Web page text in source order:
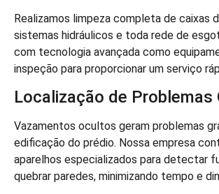
Realizamos limpeza completa de caixas
sistemas hidráulicos e toda rede de
com tecnologia avançada como
inspeção para proporcionar um serviço
Localização de Problemas
Vazamentos ocultos geram problemas
edificação do prédio. Nossa empresa
aparelhos especializados para detectar
quebrar paredes, minimizando tempo e